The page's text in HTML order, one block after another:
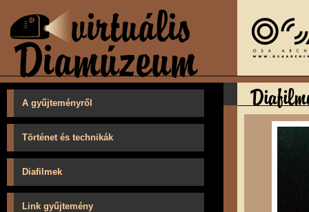
A gyűjteményről
Történet és technikák
Diafilmek
Link gyűjtemény